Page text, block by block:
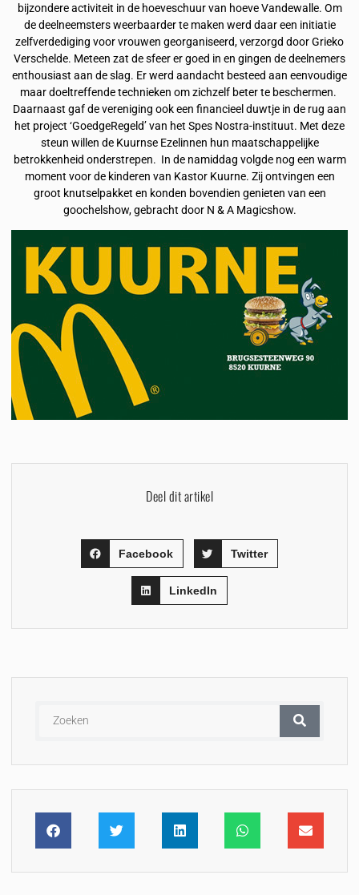
bijzondere activiteit in de hoeveschuur van hoeve Vandewalle. Om
de deelneemsters weerbaarder te maken werd daar een initiatie
zelfverdediging voor vrouwen georganiseerd, verzorgd door Grieko
Verschelde. Meteen zat de sfeer er goed in en gingen de deelnemers
enthousiast aan de slag. Er werd aandacht besteed aan eenvoudige
maar doeltreffende technieken om zichzelf beter te beschermen.
Daarnaast gaf de vereniging ook een financieel duwtje in de rug aan
het project ‘GoedgeRegeld’ van het Spes Nostra-instituut. Met deze
steun willen de Kuurnse Ezelinnen hun maatschappelijke
betrokkenheid onderstrepen. In de namiddag volgde nog een warm
moment voor de kinderen van Kastor Kuurne. Zij ontvingen een
groot knutselpakket en konden bovendien genieten van een
goochelshow, gebracht door N & A Magicshow.
Deel dit artikel
Facebook Twitter
LinkedIn